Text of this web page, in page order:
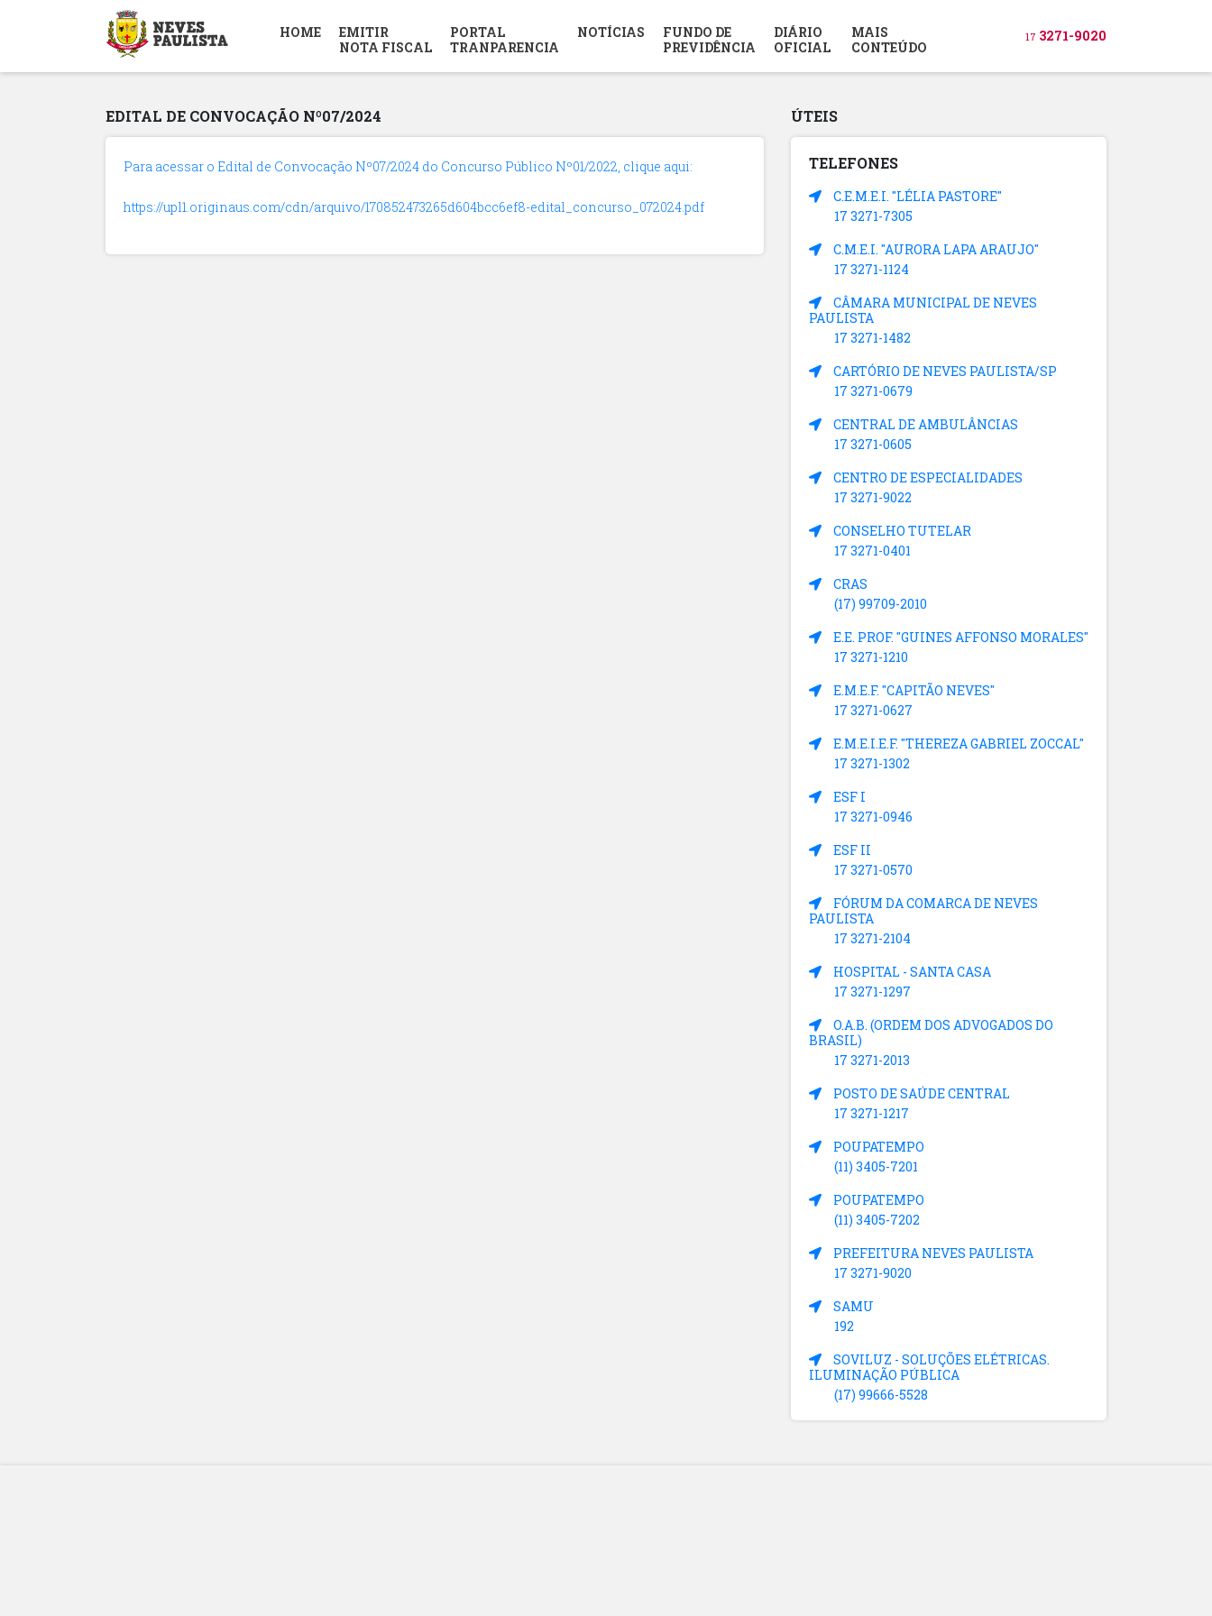
HOME
EMITIR
NOTA FISCAL
PORTAL
TRANPARENCIA
NOTÍCIAS
FUNDO DE
PREVIDÊNCIA
DIÁRIO
OFICIAL
MAIS
CONTEÚDO
17 3271-9020
EDITAL DE CONVOCAÇÃO Nº07/2024
Para acessar o Edital de Convocação Nº07/2024 do Concurso Público Nº01/2022, clique aqui:
https://upl1.originaus.com/cdn/arquivo/170852473265d604bcc6ef8-edital_concurso_072024.pdf
ÚTEIS
TELEFONES
C.E.M.E.I. "LÉLIA PASTORE"
17 3271-7305
C.M.E.I. "AURORA LAPA ARAUJO"
17 3271-1124
CÂMARA MUNICIPAL DE NEVES
PAULISTA
17 3271-1482
CARTÓRIO DE NEVES PAULISTA/SP
17 3271-0679
CENTRAL DE AMBULÂNCIAS
17 3271-0605
CENTRO DE ESPECIALIDADES
17 3271-9022
CONSELHO TUTELAR
17 3271-0401
CRAS
(17) 99709-2010
E.E. PROF. "GUINES AFFONSO MORALES"
17 3271-1210
E.M.E.F. "CAPITÃO NEVES"
17 3271-0627
E.M.E.I.E.F. "THEREZA GABRIEL ZOCCAL"
17 3271-1302
ESF I
17 3271-0946
ESF II
17 3271-0570
FÓRUM DA COMARCA DE NEVES
PAULISTA
17 3271-2104
HOSPITAL - SANTA CASA
17 3271-1297
O.A.B. (ORDEM DOS ADVOGADOS DO
BRASIL)
17 3271-2013
POSTO DE SAÚDE CENTRAL
17 3271-1217
POUPATEMPO
(11) 3405-7201
POUPATEMPO
(11) 3405-7202
PREFEITURA NEVES PAULISTA
17 3271-9020
SAMU
192
SOVILUZ - SOLUÇÕES ELÉTRICAS.
ILUMINAÇÃO PÚBLICA
(17) 99666-5528